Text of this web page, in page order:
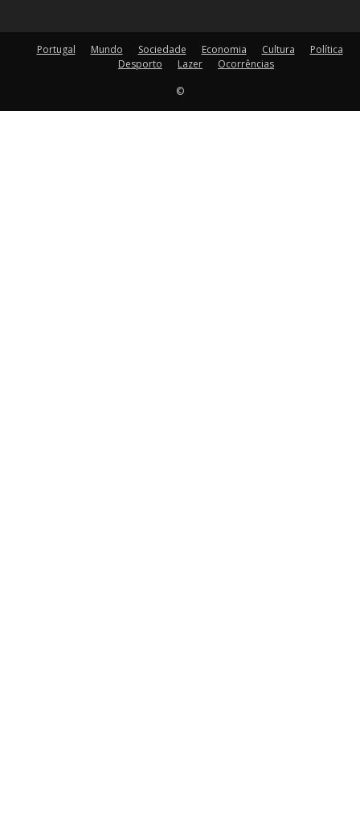
Portugal Mundo Sociedade Economia Cultura
Política
Desporto
Lazer
Ocorrências
©